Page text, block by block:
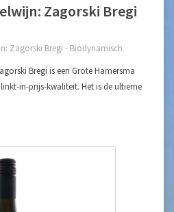
Zagorski Bregi
Zagorski Bregi - Biodynamisch
Bregi is een Grote Hamersma
in-prijs-kwaliteit⁠. Het is de ultieme